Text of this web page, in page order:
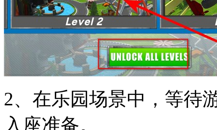
2、在乐园场景中，等待
入座准备。